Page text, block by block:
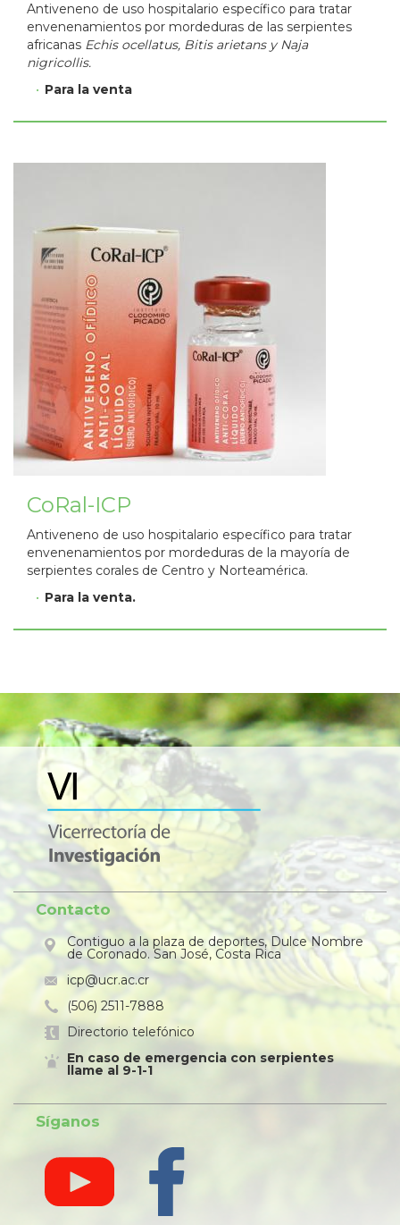
Antiveneno de uso hospitalario específico para tratar
envenenamientos por mordeduras de las serpientes
africanas Echis ocellatus, Bitis arietans y Naja
nigricollis.
Para la venta
CoRal-ICP
Antiveneno de uso hospitalario específico para tratar
envenenamientos por mordeduras de la mayoría de
serpientes corales de Centro y Norteamérica.
Para la venta.
Contacto
Contiguo a la plaza de deportes, Dulce Nombre
de Coronado. San José, Costa Rica
icp@ucr.ac.cr
(506) 2511-7888
Directorio telefónico
En caso de emergencia con serpientes
llame al 9-1-1
Síganos